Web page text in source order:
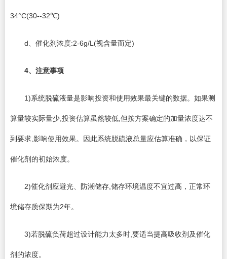
34°C(30--32℃)
d、催化剂浓度:2-6g/L(视含量而定)
4、注意事项
1)系统脱硫液量是影响投资和使用效果最关键的数据。如果测
算量较实际量少,投资估算虽然较低,但按方案确定的加量浓度达不
到要求,影响使用效果。因此系统脱硫液总量应估算准确，以保证
催化剂的初始浓度。
2)催化剂应避光、防潮储存,储存环境温度不宜过高，正常环
境储存质保期为2年。
3)若脱硫负荷超过设计能力太多时,要适当提高吸收剂及催化
剂的浓度。